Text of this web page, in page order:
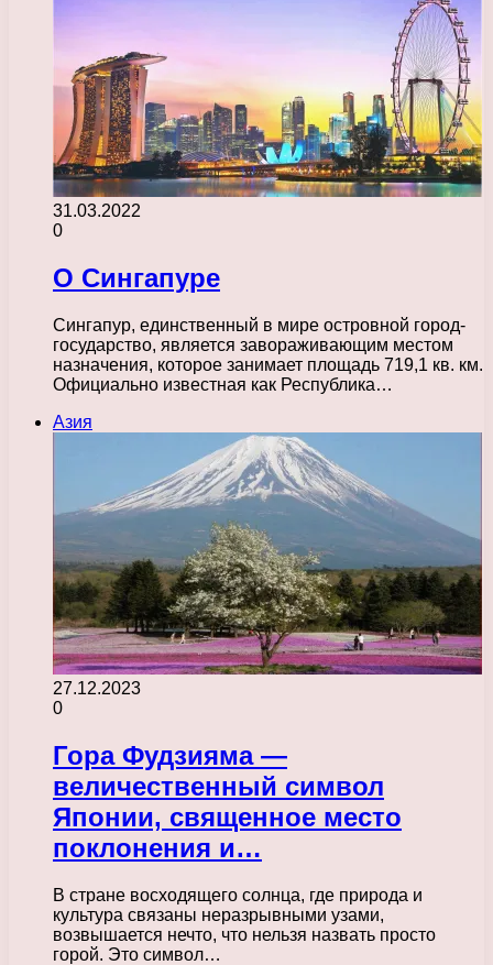
31.03.2022
0
О Сингапуре
Сингапур, единственный в мире островной город-
государство, является завораживающим местом
назначения, которое занимает площадь 719,1 кв. км.
Официально известная как Республика…
Азия
27.12.2023
0
Гора Фудзияма —
величественный символ
Японии, священное место
поклонения и…
В стране восходящего солнца, где природа и
культура связаны неразрывными узами,
возвышается нечто, что нельзя назвать просто
горой. Это символ…